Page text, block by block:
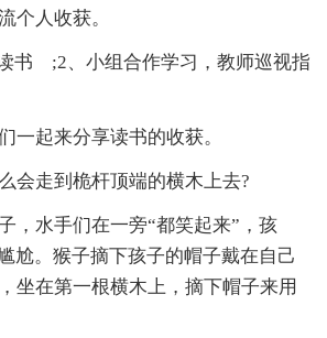
个人收获。
;2、小组合作学习，教师巡视指
起来分享读书的收获。
走到桅杆顶端的横木上去?
水手们在一旁“都笑起来”，孩
尬。猴子摘下孩子的帽子戴在自己
坐在第一根横木上，摘下帽子来用